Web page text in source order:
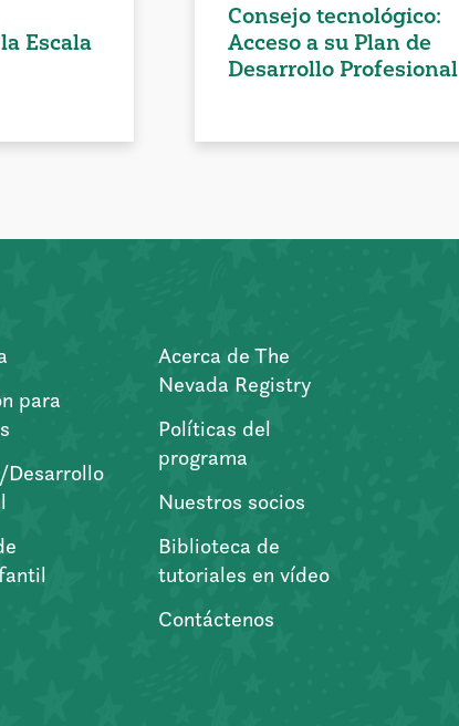
Escala
Consejo tecnológico:
Acceso a su Plan de
Desarrollo Profesional
para
Desarrollo
Acerca de The
Nevada Registry
Políticas del
programa
Nuestros socios
Biblioteca de
tutoriales en vídeo
Contáctenos